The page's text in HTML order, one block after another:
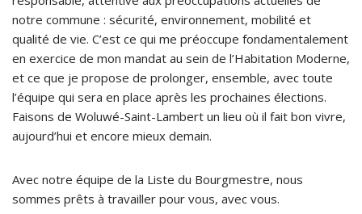
notre commune : sécurité, environnement, mobilité et
qualité de vie. C’est ce qui me préoccupe fondamentalement
en exercice de mon mandat au sein de l’Habitation Moderne,
et ce que je propose de prolonger, ensemble, avec toute
l’équipe qui sera en place après les prochaines élections.
Faisons de Woluwé-Saint-Lambert un lieu où il fait bon vivre,
aujourd’hui et encore mieux demain.
Avec notre équipe de la Liste du Bourgmestre, nous
sommes prêts à travailler pour vous, avec vous.